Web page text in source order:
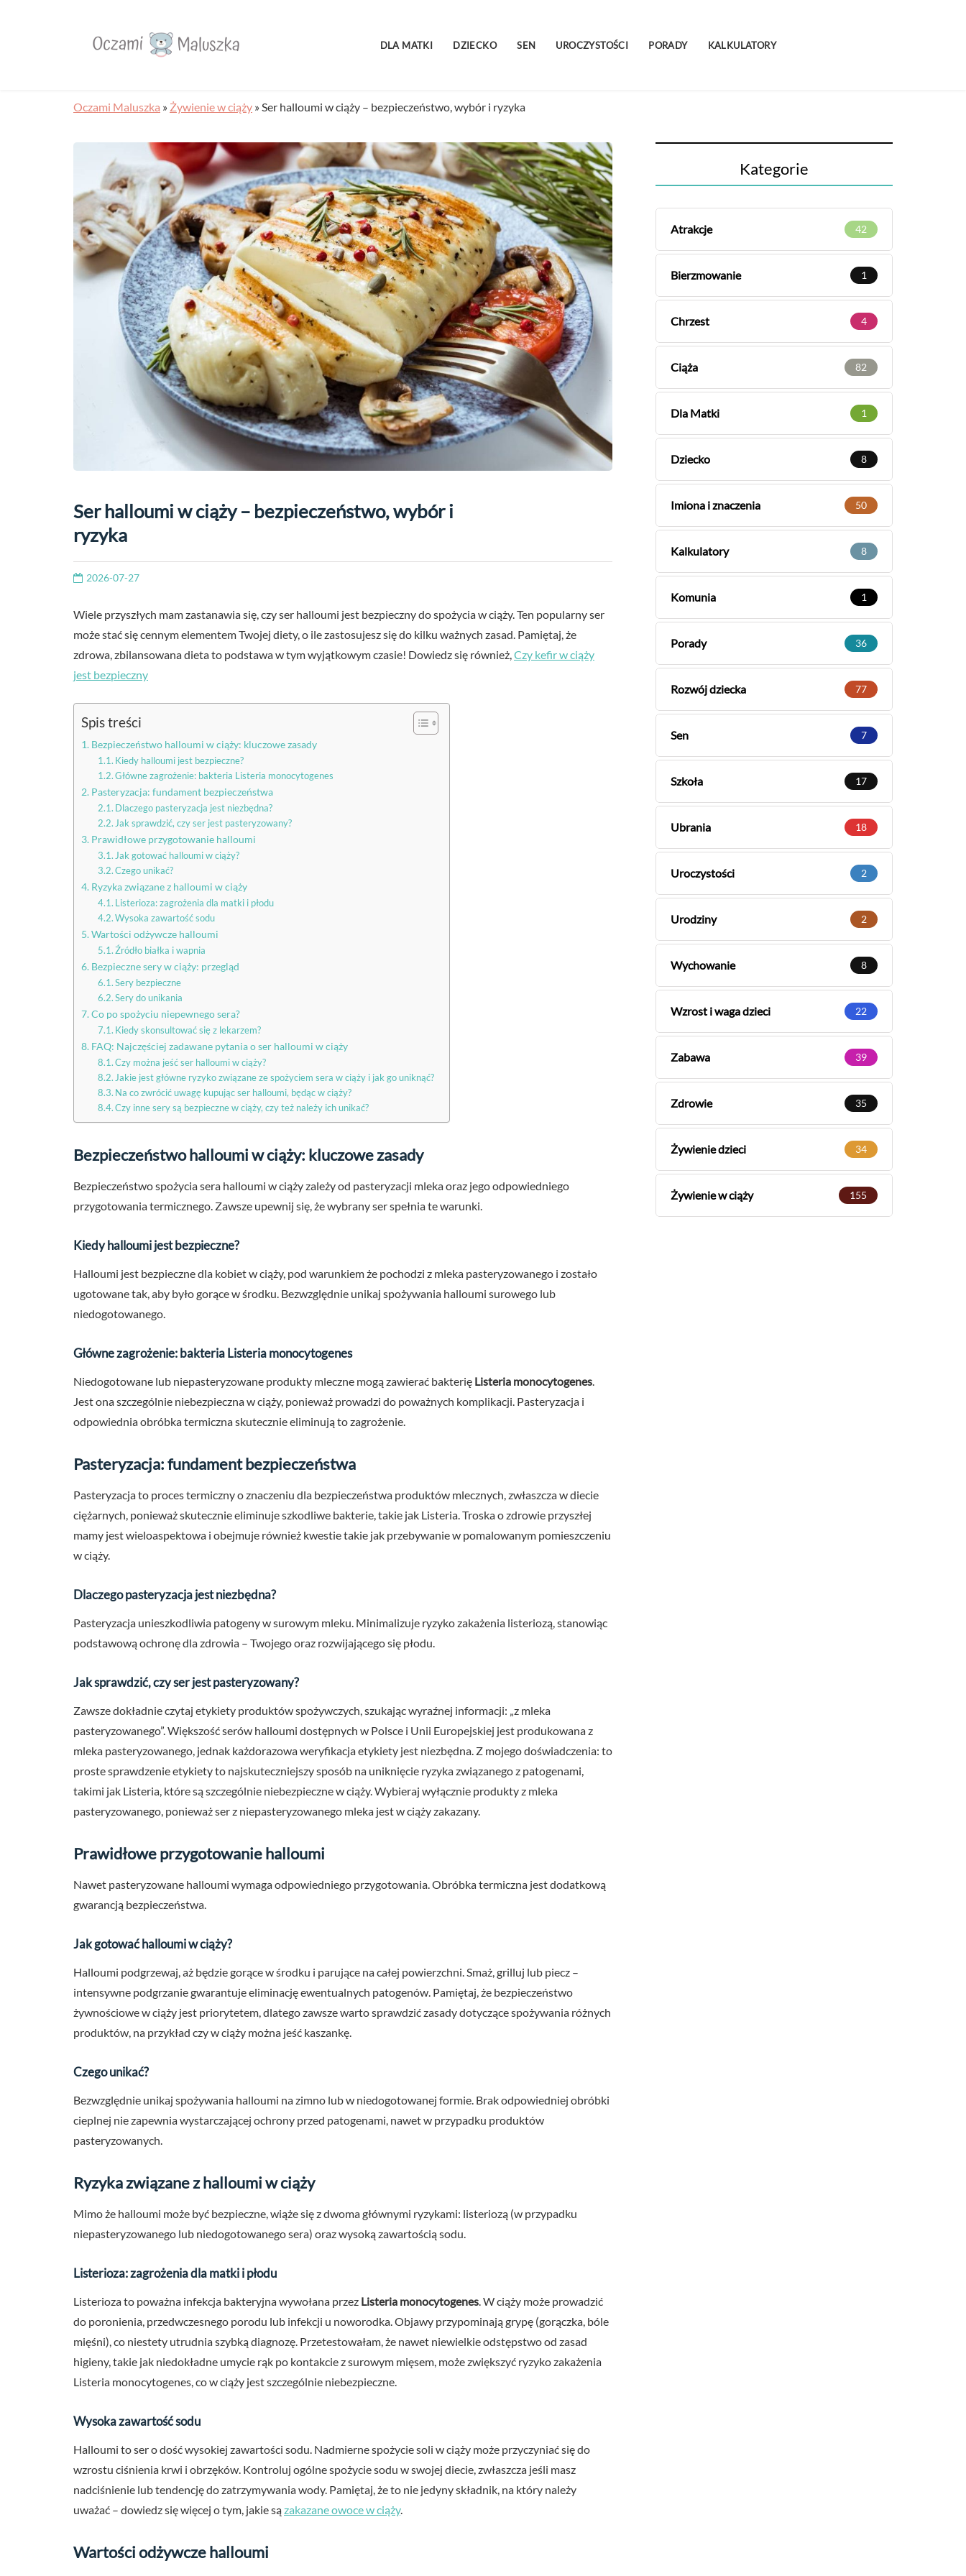
DLA MATKI DZIECKO SEN UROCZYSTOŚCI PORADY KALKULATORY
Oczami Maluszka » Żywienie w ciąży »Ser halloumi w ciąży – bezpieczeństwo, wybór i ryzyka
Ser halloumi w ciąży – bezpieczeństwo, wybór i
ryzyka
2026-07-27
Wiele przyszłych mam zastanawia się, czy ser halloumi jest bezpieczny do spożycia w ciąży. Ten popularny ser
może stać się cennym elementem Twojej diety, o ile zastosujesz się do kilku ważnych zasad. Pamiętaj, że
zdrowa, zbilansowana dieta to podstawa w tym wyjątkowym czasie! Dowiedz się również, Czy kefir w ciąży
jest bezpieczny
Spis treści
Bezpieczeństwo halloumi w ciąży: kluczowe zasady
Kiedy halloumi jest bezpieczne?
Główne zagrożenie: bakteria Listeria monocytogenes
Pasteryzacja: fundament bezpieczeństwa
Dlaczego pasteryzacja jest niezbędna?
Jak sprawdzić, czy ser jest pasteryzowany?
Prawidłowe przygotowanie halloumi
Jak gotować halloumi w ciąży?
Czego unikać?
Ryzyka związane z halloumi w ciąży
Listerioza: zagrożenia dla matki i płodu
Wysoka zawartość sodu
Wartości odżywcze halloumi
Źródło białka i wapnia
Bezpieczne sery w ciąży: przegląd
Sery bezpieczne
Sery do unikania
Co po spożyciu niepewnego sera?
Kiedy skonsultować się z lekarzem?
FAQ: Najczęściej zadawane pytania o ser halloumi w ciąży
Czy można jeść ser halloumi w ciąży?
Jakie jest główne ryzyko związane ze spożyciem sera w ciąży i jak go uniknąć?
Na co zwrócić uwagę kupując ser halloumi, będąc w ciąży?
Czy inne sery są bezpieczne w ciąży, czy też należy ich unikać?
Bezpieczeństwo halloumi w ciąży: kluczowe zasady
Bezpieczeństwo spożycia sera halloumi w ciąży zależy od pasteryzacji mleka oraz jego odpowiedniego
przygotowania termicznego. Zawsze upewnij się, że wybrany ser spełnia te warunki.
Kiedy halloumi jest bezpieczne?
Halloumi jest bezpieczne dla kobiet w ciąży, pod warunkiem że pochodzi z mleka pasteryzowanego i zostało
ugotowane tak, aby było gorące w środku. Bezwzględnie unikaj spożywania halloumi surowego lub
niedogotowanego.
Główne zagrożenie: bakteria Listeria monocytogenes
Niedogotowane lub niepasteryzowane produkty mleczne mogą zawierać bakterię Listeria monocytogenes
Jest ona szczególnie niebezpieczna w ciąży, ponieważ prowadzi do poważnych komplikacji. Pasteryzacja i
odpowiednia obróbka termiczna skutecznie eliminują to zagrożenie.
Pasteryzacja: fundament bezpieczeństwa
Pasteryzacja to proces termiczny o znaczeniu dla bezpieczeństwa produktów mlecznych, zwłaszcza w diecie
ciężarnych, ponieważ skutecznie eliminuje szkodliwe bakterie, takie jak Listeria. Troska o zdrowie przyszłej
mamy jest wieloaspektowa i obejmuje również kwestie takie jak przebywanie w pomalowanym pomieszczeniu
w ciąży.
Dlaczego pasteryzacja jest niezbędna?
Pasteryzacja unieszkodliwia patogeny w surowym mleku. Minimalizuje ryzyko zakażenia listeriozą, stanowiąc
podstawową ochronę dla zdrowia – Twojego oraz rozwijającego się płodu.
Jak sprawdzić, czy ser jest pasteryzowany?
Zawsze dokładnie czytaj etykiety produktów spożywczych, szukając wyraźnej informacji: „z mleka
pasteryzowanego”. Większość serów halloumi dostępnych w Polsce i Unii Europejskiej jest produkowana z
mleka pasteryzowanego, jednak każdorazowa weryfikacja etykiety jest niezbędna. Z mojego doświadczenia: to
proste sprawdzenie etykiety to najskuteczniejszy sposób na uniknięcie ryzyka związanego z patogenami,
takimi jak Listeria, które są szczególnie niebezpieczne w ciąży. Wybieraj wyłącznie produkty z mleka
pasteryzowanego, ponieważ ser z niepasteryzowanego mleka jest w ciąży zakazany.
Prawidłowe przygotowanie halloumi
Nawet pasteryzowane halloumi wymaga odpowiedniego przygotowania. Obróbka termiczna jest dodatkową
gwarancją bezpieczeństwa.
Jak gotować halloumi w ciąży?
Halloumi podgrzewaj, aż będzie gorące w środku i parujące na całej powierzchni. Smaż, grilluj lub piecz –
intensywne podgrzanie gwarantuje eliminację ewentualnych patogenów. Pamiętaj, że bezpieczeństwo
żywnościowe w ciąży jest priorytetem, dlatego zawsze warto sprawdzić zasady dotyczące spożywania różnych
produktów, na przykład czy w ciąży można jeść kaszankę.
Czego unikać?
Bezwzględnie unikaj spożywania halloumi na zimno lub w niedogotowanej formie. Brak odpowiedniej obróbki
cieplnej nie zapewnia wystarczającej ochrony przed patogenami, nawet w przypadku produktów
pasteryzowanych.
Ryzyka związane z halloumi w ciąży
Mimo że halloumi może być bezpieczne, wiąże się z dwoma głównymi ryzykami: listeriozą (w przypadku
niepasteryzowanego lub niedogotowanego sera) oraz wysoką zawartością sodu.
Listerioza: zagrożenia dla matki i płodu
Listerioza to poważna infekcja bakteryjna wywołana przez Listeria monocytogenes . W ciąży może prowadzić
do poronienia, przedwczesnego porodu lub infekcji u noworodka. Objawy przypominają grypę (gorączka, bóle
mięśni), co niestety utrudnia szybką diagnozę. Przetestowałam, że nawet niewielkie odstępstwo od zasad
higieny, takie jak niedokładne umycie rąk po kontakcie z surowym mięsem, może zwiększyć ryzyko zakażenia
Listeria monocytogenes, co w ciąży jest szczególnie niebezpieczne.
Wysoka zawartość sodu
Halloumi to ser o dość wysokiej zawartości sodu. Nadmierne spożycie soli w ciąży może przyczyniać się do
wzrostu ciśnienia krwi i obrzęków. Kontroluj ogólne spożycie sodu w swojej diecie, zwłaszcza jeśli masz
nadciśnienie lub tendencję do zatrzymywania wody. Pamiętaj, że to nie jedyny składnik, na który należy
uważać – dowiedz się więcej o tym, jakie sązakazane owoce w ciąży.
Wartości odżywcze halloumi
Kategorie
Atrakcje 42
Bierzmowanie 1
Chrzest 4
Ciąża 82
Dla Matki 1
Dziecko 8
Imiona i znaczenia 50
Kalkulatory 8
Komunia 1
Porady 36
Rozwój dziecka 77
Sen 7
Szkoła 17
Ubrania 18
Uroczystości 2
Urodziny 2
Wychowanie 8
Wzrost i waga dzieci 22
Zabawa 39
Zdrowie 35
Żywienie dzieci 34
Żywienie w ciąży 155